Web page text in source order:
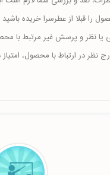
را قبلا از عطرسرا خریده
یا نظر و پرسش غیر مرتبط با
نظر در ارتباط با محصول،